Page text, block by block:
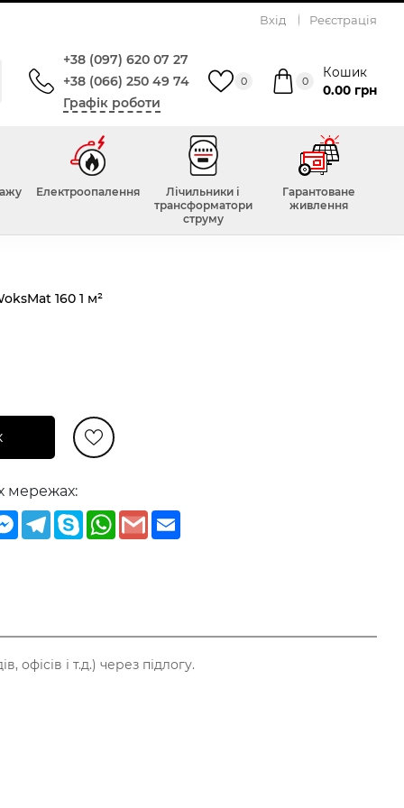
Вхід Реєстрація
+38 (097) 620 07 27
+38 (066) 250 49 74
Графік роботи
0 0
Кошик
0.00 грн
Електроопалення
Лічильники і
трансформатори
струму
Гарантоване
живлення
160 1 м²
мережах:
Messenger
Telegram
SkypeWhatsApp
Gmail
і т.д.) через підлогу.